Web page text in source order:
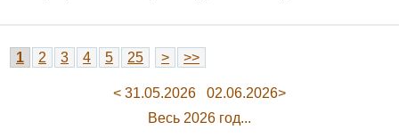
1 2 3 4 5 25 > >>
< 31.05.2026
02.06.2026>
Весь 2026 год...